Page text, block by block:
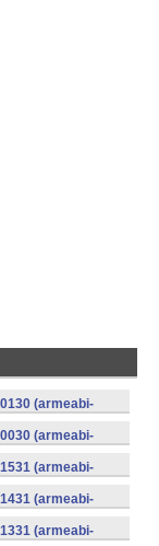
(armeabi-
(armeabi-
(armeabi-
(armeabi-
(armeabi-